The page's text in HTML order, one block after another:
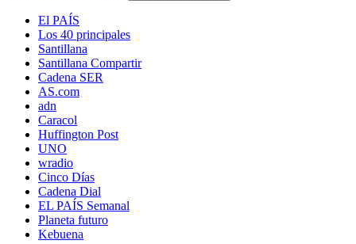
El PAÍS
Los 40 principales
Santillana
Santillana Compartir
Cadena SER
AS.com
adn
Caracol
Huffington Post
UNO
wradio
Cinco Días
Cadena Dial
EL PAÍS Semanal
Planeta futuro
Kebuena